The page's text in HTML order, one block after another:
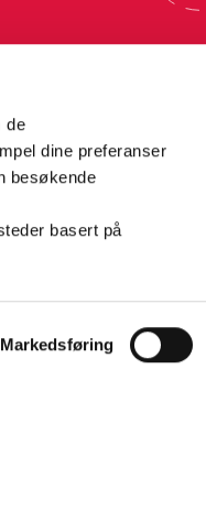
de
dine preferanser
besøkende
basert på
Markedsføring